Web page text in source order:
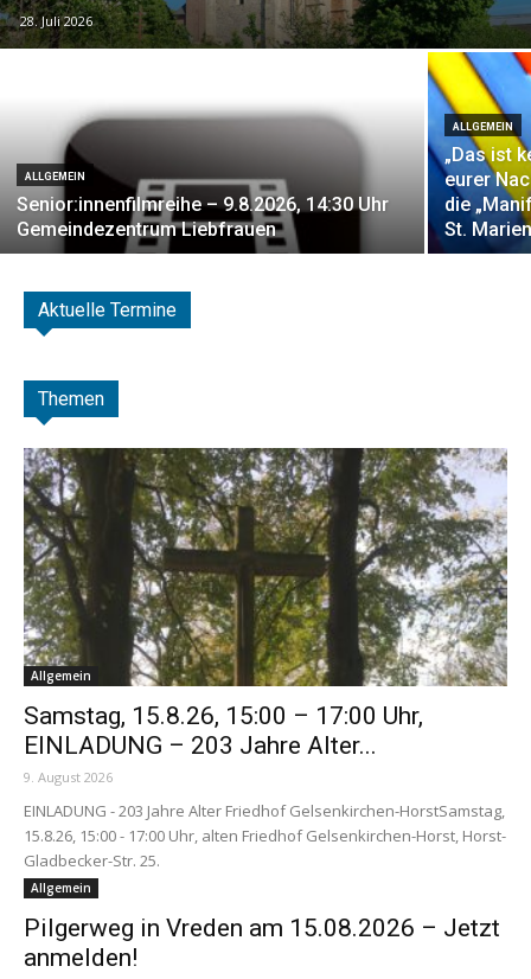
28. Juli 2026
ALLGEMEIN
Senior:innenfilmreihe – 9.8.2026, 14:30 Uhr
Gemeindezentrum Liebfrauen
ALLGEMEIN
„Das ist
eurer
die
St.
Aktuelle Termine
Themen
Allgemein
Samstag, 15.8.26, 15:00 – 17:00 Uhr,
EINLADUNG – 203 Jahre Alter...
9. August 2026
EINLADUNG - 203 Jahre Alter Friedhof Gelsenkirchen-HorstSamstag,
15.8.26, 15:00 - 17:00 Uhr, alten Friedhof Gelsenkirchen-Horst, Horst-
Gladbecker-Str. 25.
Allgemein
Pilgerweg in Vreden am 15.08.2026 – Jetzt
anmelden!